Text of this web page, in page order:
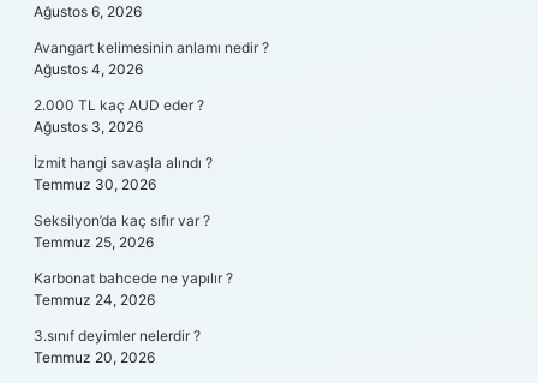
Ağustos 6, 2026
Avangart kelimesinin anlamı nedir ?
Ağustos 4, 2026
2.000 TL kaç AUD eder ?
Ağustos 3, 2026
İzmit hangi savaşla alındı ?
Temmuz 30, 2026
Seksilyon’da kaç sıfır var ?
Temmuz 25, 2026
Karbonat bahcede ne yapılır ?
Temmuz 24, 2026
3.sınıf deyimler nelerdir ?
Temmuz 20, 2026